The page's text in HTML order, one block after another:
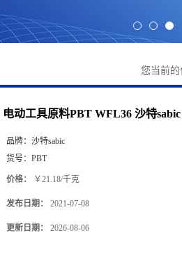
您当前的
电动工具原料PBT WFL36 沙特
品牌： 沙特sabic
货号： PBT
价格： ￥21.18/千克
发布日期： 2021-07-08
更新日期： 2026-08-06